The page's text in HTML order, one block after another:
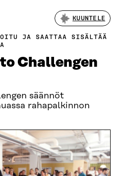
KUUNTELE
JA SAATTAA SISÄLTÄÄ
Challengen
säännöt
rahapalkinnon